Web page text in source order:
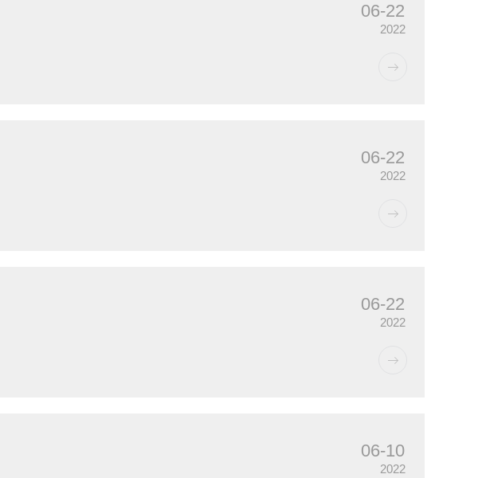
06-22
2022
06-22
2022
06-22
2022
06-10
2022